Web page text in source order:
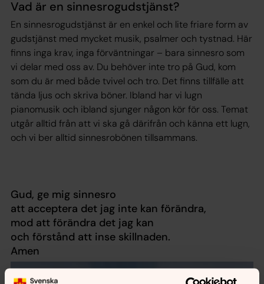
Vad är en sinnesrogudstjänst?
En sinnesrogudstjänst är en enkel och lite friare form av
gudstjänst med mycket musik, psalmer och tystnad. Här
finns inga krav, inga förväntningar – bara sinnesro som
vi delar med oss av. Du behöver inte tro på Gud, kom
som du är med både tvivel och tro. Det finns tillfälle att
tända ljus och skriva böner. Ibland har vi lugn
pianomusik och ibland sjunger någon kör för oss. Temat
utgår alltid från att vi ska gå därifrån och känna ett lugn,
och vi ber alltid sinnesrobönen tillsammans.
Gud, ge mig sinnesro
att acceptera det jag inte kan förändra,
mod att förändra det jag kan
och förstånd att inse skillnaden.
Amen